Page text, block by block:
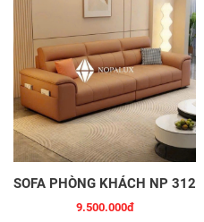
SOFA PHÒNG KHÁCH NP 312
9.500.000đ